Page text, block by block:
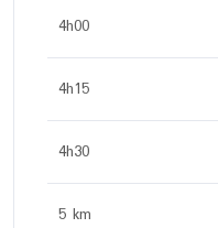
4h00
4h15
4h30
5 km